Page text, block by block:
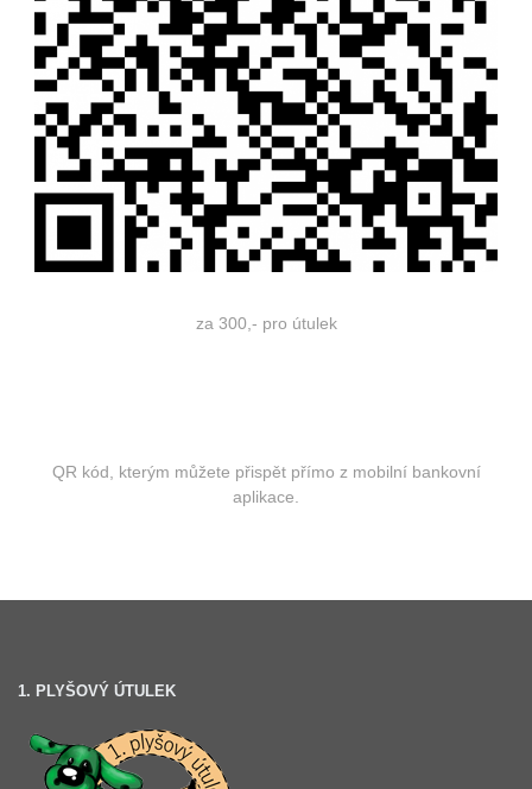
za 300,- pro útulek
QR kód, kterým můžete přispět přímo z mobilní bankovní
aplikace.
1. PLYŠOVÝ ÚTULEK